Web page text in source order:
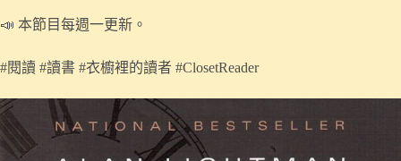
📣 本節目每週一更新。
#閱讀 #讀書 #衣櫥裡的讀者 #ClosetReader